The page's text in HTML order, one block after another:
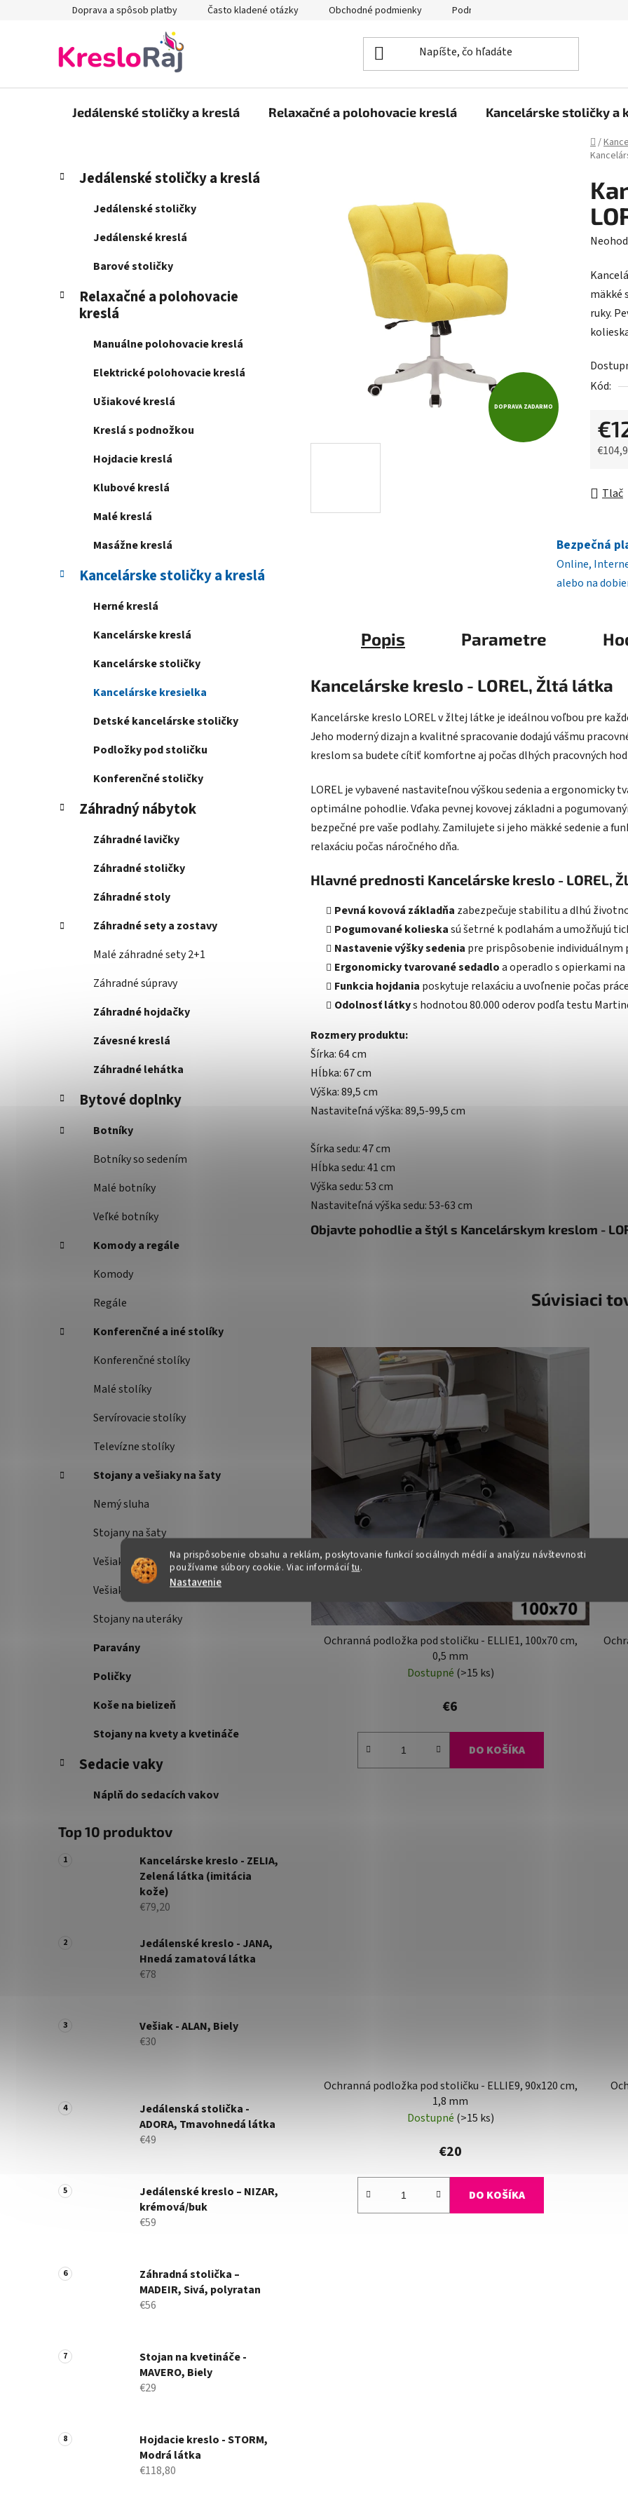
Na prispôsobenie obsahu a reklám, poskytovanie funkcií sociálnych médií a analýzu návštevnosti
používame súbory cookie. Viac informácií tu.
Nastavenie
Doprava a spôsob platby Často kladené otázky Obchodné podmienky Podmienky ochrany osobných údajov
Jedálenské stoličky a kreslá Relaxačné a polohovacie kreslá Kancelárske stoličky a
Domov
/
B
n
Preskočiť
kategórie
K
a
e
Jedálenské stoličky a kreslá
Jedálenské stoličky
Jedálenské kreslá
Barové stoličky
Relaxačné a polohovacie
kreslá
Manuálne polohovacie kreslá
Elektrické polohovacie kreslá
Ušiakové kreslá
Kreslá s podnožkou
Hojdacie kreslá
Klubové kreslá
Malé kreslá
Masážne kreslá
Kancelárske stoličky a kreslá
Herné kreslá
Kancelárske kreslá
Kancelárske stoličky
Kancelárske kresielka
Detské kancelárske stoličky
Podložky pod stoličku
Konferenčné stoličky
Záhradný nábytok
Záhradné lavičky
Záhradné stoličky
Záhradné stoly
Záhradné sety a zostavy
Malé záhradné sety 2+1
Záhradné súpravy
Záhradné hojdačky
Závesné kreslá
Záhradné lehátka
Bytové doplnky
Botníky
Botníky so sedením
Malé botníky
Veľké botníky
Komody a regále
Komody
Regále
Konferenčné a iné stolíky
Konferenčné stolíky
Malé stolíky
Servírovacie stolíky
Televízne stolíky
Stojany a vešiaky na šaty
Nemý sluha
Stojany na šaty
Vešiaky
Vešiakové steny
Stojany na uteráky
Paravány
Poličky
Koše na bielizeň
Stojany na kvety a kvetináče
Sedacie vaky
Náplň do sedacích vakov
Top 10 produktov
Kancelárske kreslo - ZELIA,
Zelená látka (imitácia
kože)
€79,20
Jedálenské kreslo - JANA,
Hnedá zamatová látka
€78
Vešiak - ALAN, Biely
€30
Jedálenská stolička -
ADORA, Tmavohnedá látka
€49
Jedálenské kreslo – NIZAR,
krémová/buk
€59
Záhradná stolička –
MADEIR, Sivá, polyratan
€56
Stojan na kvetináče -
MAVERO, Biely
€29
Hojdacie kreslo - STORM,
Modrá látka
€118,80
je
0,0
z
mäkké
ruky.
Kód:
Tlač
DOPRAVA ZADARMO
Bezpečná
Online,
alebo na
Popis Parametre
Kancelárske kreslo - LOREL, Žltá látka
Kancelárske kreslo LOREL v žltej látke je ideálnou voľbou pre
Jeho moderný dizajn a kvalitné spracovanie dodajú vášmu
kreslom sa budete cítiť komfortne aj počas dlhých pracovných
LOREL je vybavené nastaviteľnou výškou sedenia a ergonomicky
optimálne pohodlie. Vďaka pevnej kovovej základni a
bezpečné pre vaše podlahy. Zamilujete si jeho mäkké sedenie a
relaxáciu počas náročného dňa.
Hlavné prednosti Kancelárske kreslo - LOREL,
Pevná kovová základňa zabezpečuje stabilitu a dlhú
Pogumované kolieskasú šetrné k podlahám a umožňujú
Nastavenie výšky sedenia pre prispôsobenie
Ergonomicky tvarované sedadloa operadlo s opierkami
Funkcia hojdania poskytuje relaxáciu a uvoľnenie počas
Odolnosť látkys hodnotou 80.000 oderov podľa testu
Rozmery produktu:
Šírka: 64 cm
Hĺbka: 67 cm
Výška: 89,5 cm
Nastaviteľná výška: 89,5-99,5 cm
Šírka sedu: 47 cm
Hĺbka sedu: 41 cm
Výška sedu: 53 cm
Nastaviteľná výška sedu: 53-63 cm
Objavte pohodlie a štýl s Kancelárskym kreslom -
Súvisiaci
Ochranná podložka pod stoličku - ELLIE1, 100x70 cm,
0,5 mm
Dostupné (>15 ks)
€6
DO KOŠÍKA
Ochranná podložka pod stoličku - ELLIE9, 90x120 cm,
1,8 mm
Dostupné (>15 ks)
€20
DO KOŠÍKA